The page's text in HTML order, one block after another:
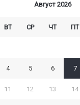
Август 2026
ВТ СР ЧТ ПТ
4 5 6 7
11 12 13 14